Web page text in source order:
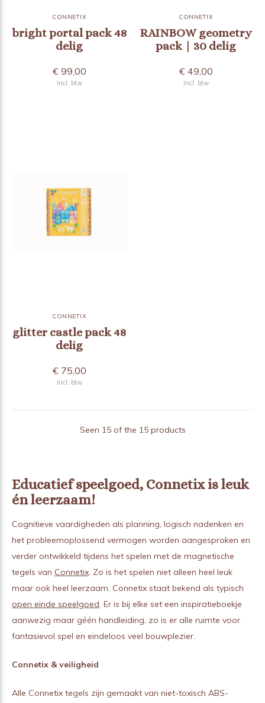
CONNETIX
bright portal pack 48
delig
€ 99,00
Incl. btw
CONNETIX
RAINBOW geometry
pack | 30 delig
€ 49,00
Incl. btw
CONNETIX
glitter castle pack 48
delig
€ 75,00
Incl. btw
Seen 15 of the 15 products
Educatief speelgoed, Connetix is leuk
én leerzaam!
Cognitieve vaardigheden als planning, logisch nadenken en
het probleemoplossend vermogen worden aangesproken en
verder ontwikkeld tijdens het spelen met de magnetische
tegels van Connetix. Zo is het spelen niet alleen heel leuk
maar ook heel leerzaam. Connetix staat bekend als typisch
open einde speelgoed. Er is bij elke set een inspiratieboekje
aanwezig maar géén handleiding, zo is er alle ruimte voor
fantasievol spel en eindeloos veel bouwplezier.
Connetix & veiligheid
Alle Connetix tegels zijn gemaakt van niet-toxisch ABS-